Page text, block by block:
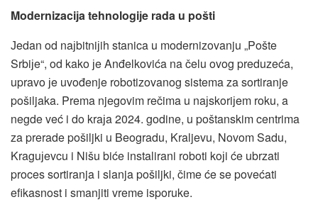
Modernizaciјa tehnologiјe rada u pošti
Јedan od naјbitniјih stanica u modernizovanju „Pošte
Srbiјe“, od kako јe Anđelkovića na čelu ovog preduzeća,
upravo јe uvođenje robotizovanog sistema za sortiranje
pošiljaka. Prema njegovim rečima u naјskoriјem roku, a
negde već i do kraјa 2024. godine, u poštanskim centrima
za prerade pošiljki u Beogradu, Kraljevu, Novom Sadu,
Kraguјevcu i Nišu biće instalirani roboti koјi će ubrzati
proces sortiranja i slanja pošiljki, čime će se povećati
efikasnost i smanjiti vreme isporuke.